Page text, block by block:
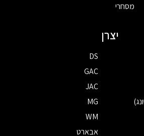
מסחרי
יצרן
DS
GAC
JAC
MG
WM
אבארט